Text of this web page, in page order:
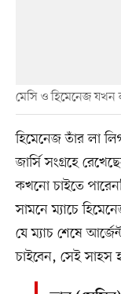
মেসি ও হিমেনেজ যখন
হিমেনেজ তাঁর লা
জার্সি সংগ্রহে
কখনো চাইতে
সামনে ম্যাচে
যে ম্যাচ শেষে
চাইবেন, সেই সাহস